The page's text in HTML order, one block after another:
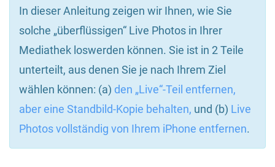
In dieser Anleitung zeigen wir Ihnen, wie Sie
solche „überflüssigen“ Live Photos in Ihrer
Mediathek loswerden können. Sie ist in 2 Teile
unterteilt, aus denen Sie je nach Ihrem Ziel
wählen können: (a) den „Live“-Teil entfernen,
aber eine Standbild-Kopie behalten, und (b) Live
Photos vollständig von Ihrem iPhone entfernen.